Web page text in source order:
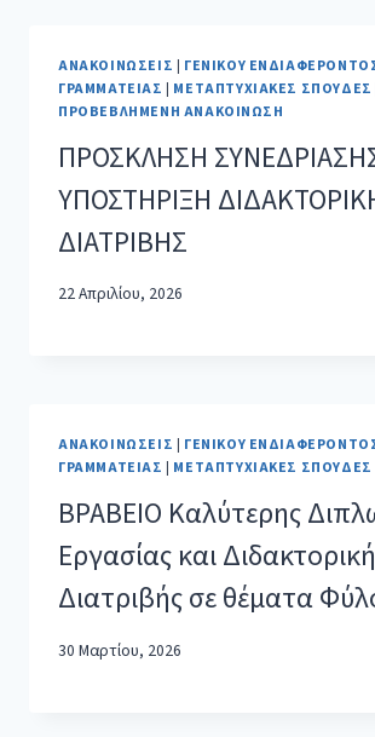
ΑΝΑΚΟΙΝΏΣΕΙΣ | ΓΕΝΙΚΟΎ
ΓΡΑΜΜΑΤΕΊΑΣ | ΜΕΤΑΠΤΥΧΙΑΚΈΣ ΣΠΟΥΔΈΣ
ΠΡΟΒΕΒΛΗΜΈΝΗ ΑΝΑΚΟΊΝΩΣΗ
ΠΡΟΣΚΛΗΣΗ
ΥΠΟΣΤΗΡΙΞΗ
ΔΙΑΤΡΙΒΗΣ
22 Απριλίου, 2026
ΑΝΑΚΟΙΝΏΣΕΙΣ | ΓΕΝΙΚΟΎ
ΓΡΑΜΜΑΤΕΊΑΣ | ΜΕΤΑΠΤΥΧΙΑΚΈΣ ΣΠΟΥΔΈΣ
ΒΡΑΒΕΙΟ Καλύτερης
Εργασίας και
Διατριβής σε θέματα
30 Μαρτίου, 2026